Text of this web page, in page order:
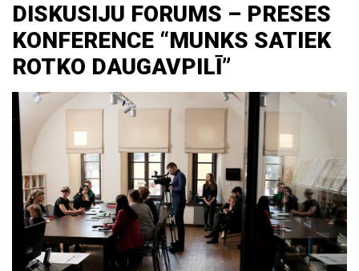
DISKUSIJU FORUMS – PRESES
KONFERENCE “MUNKS SATIEK
ROTKO DAUGAVPILĪ”